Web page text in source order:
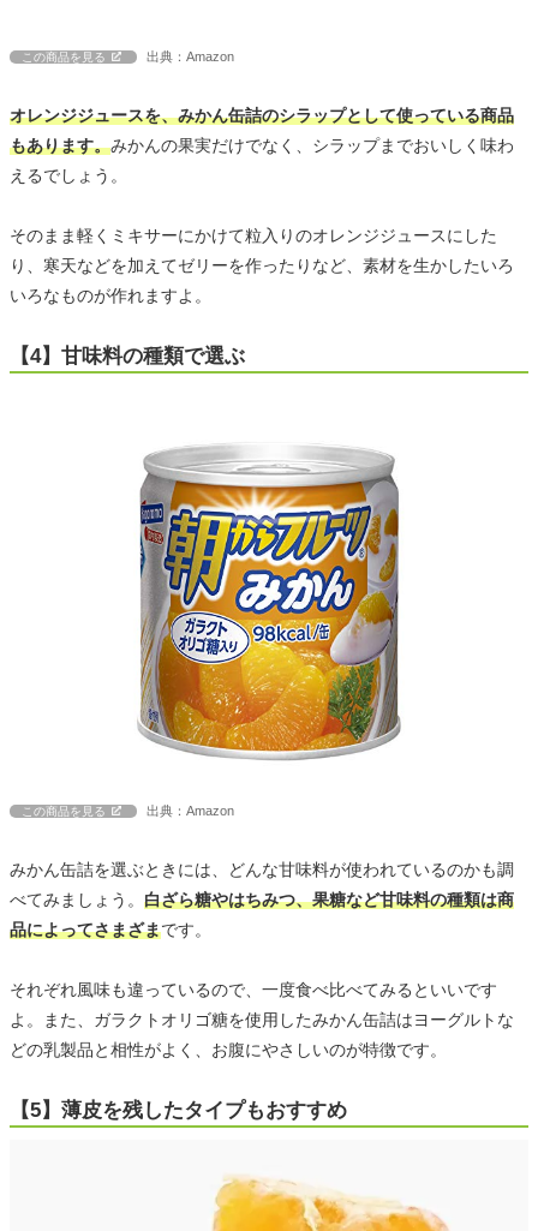
この商品を見る 出典：Amazon
オレンジジュースを、みかん缶詰のシラップとして使っている商品
もあります。みかんの果実だけでなく、シラップまでおいしく味わ
えるでしょう。
そのまま軽くミキサーにかけて粒入りのオレンジジュースにした
り、寒天などを加えてゼリーを作ったりなど、素材を生かしたいろ
いろなものが作れますよ。
【4】甘味料の種類で選ぶ
この商品を見る 出典：Amazon
みかん缶詰を選ぶときには、どんな甘味料が使われているのかも調
べてみましょう。 白ざら糖やはちみつ、果糖など甘味料の種類は商
品によってさまざまです。
それぞれ風味も違っているので、一度食べ比べてみるといいです
よ。また、ガラクトオリゴ糖を使用したみかん缶詰はヨーグルトな
どの乳製品と相性がよく、お腹にやさしいのが特徴です。
【5】薄皮を残したタイプもおすすめ